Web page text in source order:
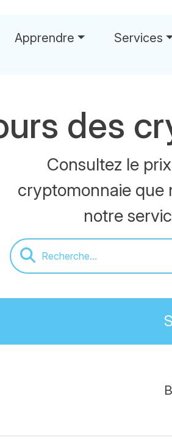
Apprendre Services
des
Consultez le
cryptomonnaie que
notre